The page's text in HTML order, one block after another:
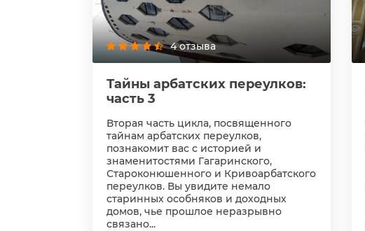
4 отзыва
Тайны арбатских переулков:
часть 3
Вторая часть цикла, посвященного
тайнам арбатских переулков,
познакомит вас с историей и
знаменитостями Гагаринского,
Староконюшенного и Кривоарбатского
переулков. Вы увидите немало
старинных особняков и доходных
домов, чье прошлое неразрывно
связано...